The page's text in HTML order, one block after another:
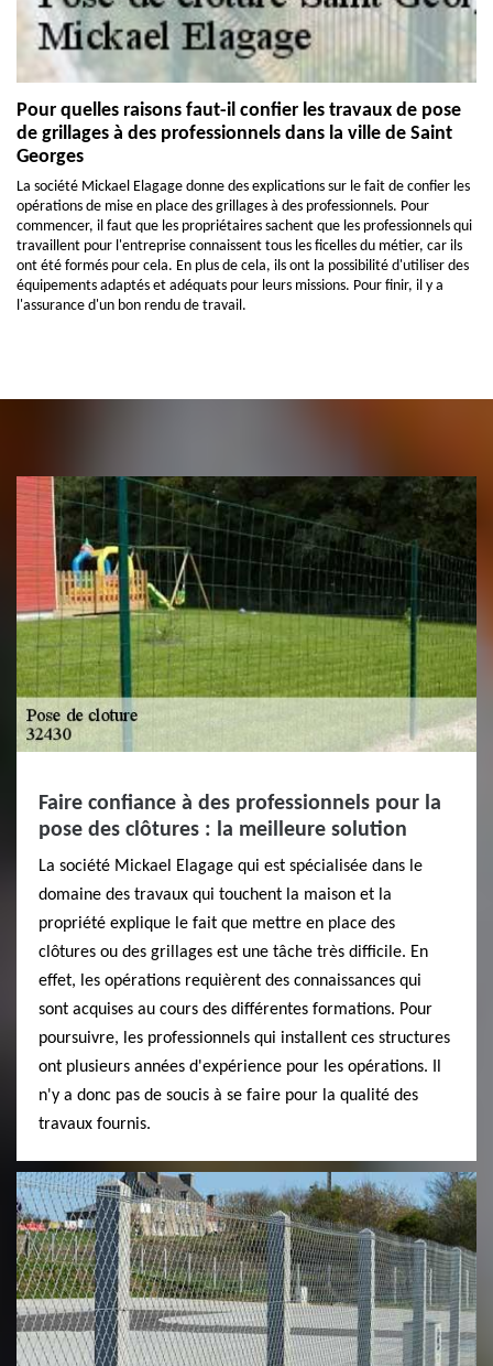
Pour quelles raisons faut-il confier les travaux de pose
de grillages à des professionnels dans la ville de Saint
Georges
La société Mickael Elagage donne des explications sur le fait de confier les
opérations de mise en place des grillages à des professionnels. Pour
commencer, il faut que les propriétaires sachent que les professionnels qui
travaillent pour l'entreprise connaissent tous les ficelles du métier, car ils
ont été formés pour cela. En plus de cela, ils ont la possibilité d'utiliser des
équipements adaptés et adéquats pour leurs missions. Pour finir, il y a
l'assurance d'un bon rendu de travail.
Faire confiance à des professionnels pour la
pose des clôtures : la meilleure solution
La société Mickael Elagage qui est spécialisée dans le
domaine des travaux qui touchent la maison et la
propriété explique le fait que mettre en place des
clôtures ou des grillages est une tâche très difficile. En
effet, les opérations requièrent des connaissances qui
sont acquises au cours des différentes formations. Pour
poursuivre, les professionnels qui installent ces structures
ont plusieurs années d'expérience pour les opérations. Il
n'y a donc pas de soucis à se faire pour la qualité des
travaux fournis.